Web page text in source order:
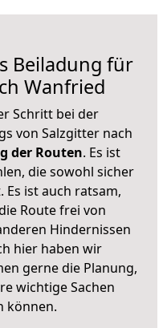
Beiladung für
Wanfried
Schritt bei der
von Salzgitter nach
der Routen. Es ist
die sowohl sicher
Es ist auch ratsam,
Route frei von
Hindernissen
hier haben wir
gerne die Planung,
wichtige Sachen
können.